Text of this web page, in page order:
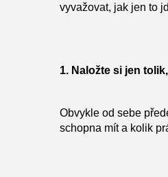
vyvažovat, jak jen to
1. Naložte si jen
Obvykle od sebe
schopna mít a kolik